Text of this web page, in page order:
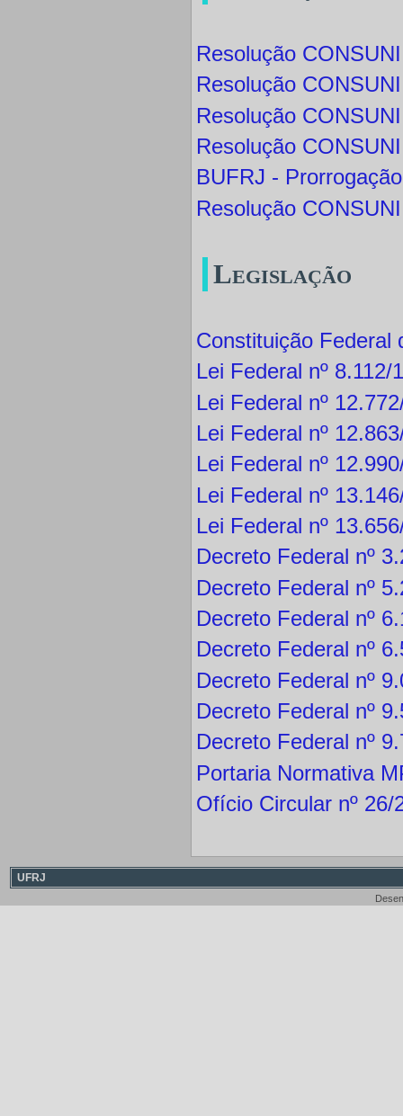
Resolução
Resolução
Resolução
Resolução
BUFRJ -
Resolução
Legislação
Constituição Federal
Lei Federal nº 8.112/
Lei Federal nº
Lei Federal nº
Lei Federal nº
Lei Federal nº
Lei Federal nº
Decreto Federal nº
Decreto Federal nº
Decreto Federal nº
Decreto Federal nº
Decreto Federal nº
Decreto Federal nº
Decreto Federal nº
Portaria Normativa
Ofício Circular nº 26/
UFRJ